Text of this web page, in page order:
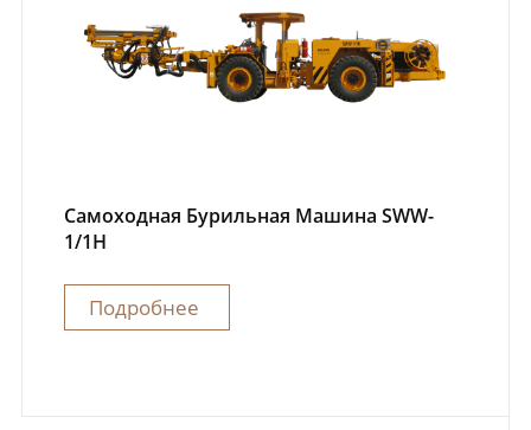
Самоходная Бурильная Машина SWW-
1/1H
Подробнее